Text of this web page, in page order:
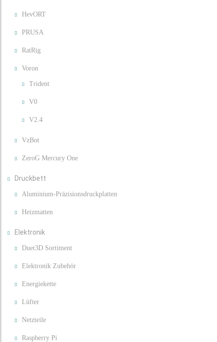
HevORT
PRUSA
RatRig
Voron
Trident
V0
V2.4
VzBot
ZeroG Mercury One
Druckbett
Aluminium-Präzisionsdruckplatten
Heizmatten
Elektronik
Duet3D Sortiment
Elektronik Zubehör
Energiekette
Lüfter
Netzteile
Raspberry Pi